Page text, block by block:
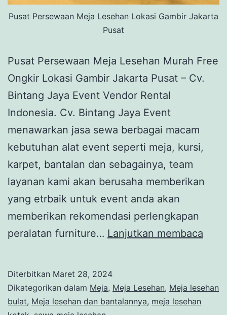
Pusat Persewaan Meja Lesehan Lokasi Gambir Jakarta
Pusat
Pusat Persewaan Meja Lesehan Murah Free
Ongkir Lokasi Gambir Jakarta Pusat – Cv.
Bintang Jaya Event Vendor Rental
Indonesia. Cv. Bintang Jaya Event
menawarkan jasa sewa berbagai macam
kebutuhan alat event seperti meja, kursi,
karpet, bantalan dan sebagainya, team
layanan kami akan berusaha memberikan
yang etrbaik untuk event anda akan
memberikan rekomendasi perlengkapan
peralatan furniture… Lanjutkan membaca
Diterbitkan Maret 28, 2024
Dikategorikan dalam Meja, Meja Lesehan, Meja lesehan
bulat, Meja lesehan dan bantalannya, meja lesehan